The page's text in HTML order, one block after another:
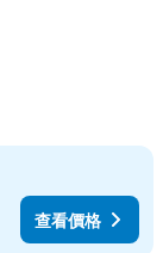
查看價格